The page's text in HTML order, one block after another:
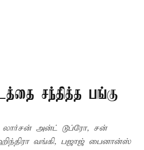
சந்தித்த பங்கு
லார்சன் அன்ட் டூப்ரோ, சன்
வங்கி, பஜாஜ் பைனான்ஸ்